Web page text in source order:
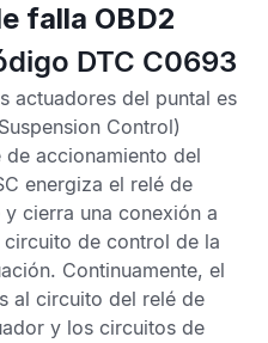
falla OBD2
DTC C0693
actuadores del puntal es
Control)
accionamiento del
energiza el relé de
cierra una conexión a
de control de la
Continuamente, el
al circuito del relé de
y los circuitos de